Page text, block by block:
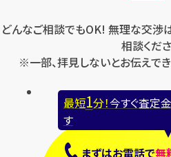
どんなご相談でもOK! 無理な交渉
相談くださ
※一部、拝見しないとお伝えで
最短1分！今すぐ査定
す
まずはお電話で無